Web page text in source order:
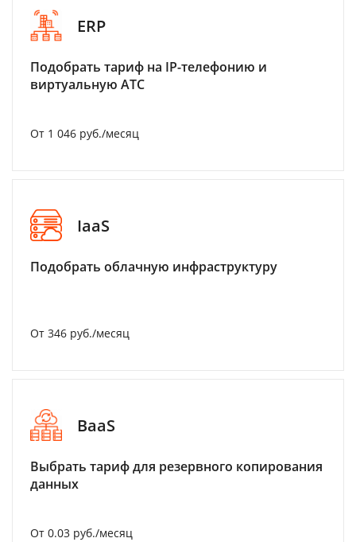
ERP
Подобрать тариф на IP-телефонию и
виртуальную АТС
От 1 046 руб./месяц
IaaS
Подобрать облачную инфраструктуру
От 346 руб./месяц
BaaS
Выбрать тариф для резервного копирования
данных
От 0.03 руб./месяц